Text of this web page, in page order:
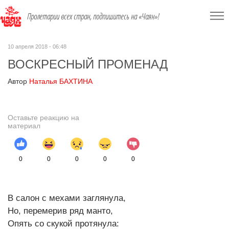
Пролетарии всех стран, подпишитесь на «Чаян»!
10 апреля 2018 - 06:48
ВОСКРЕСНЫЙ ПРОМЕНАД
Автор Наталья БАХТИНА
Оставьте реакцию на
материал
0 0 0 0 0
В салон с мехами заглянула,
Но, перемерив ряд манто,
Опять со скукой протянула: